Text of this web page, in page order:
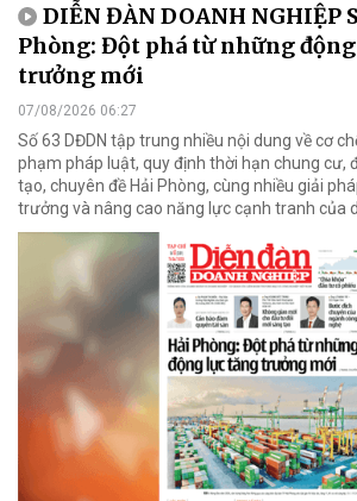
DIỄN ĐÀN DOANH NGHIỆP
Phòng: Đột phá từ những
trưởng mới
07/08/2026 06:27
Số 63 DĐDN tập trung nhiều nội dung về cơ
phạm pháp luật, quy định thời hạn chung cư,
tạo, chuyên đề Hải Phòng, cùng nhiều giải
trưởng và nâng cao năng lực cạnh tranh của